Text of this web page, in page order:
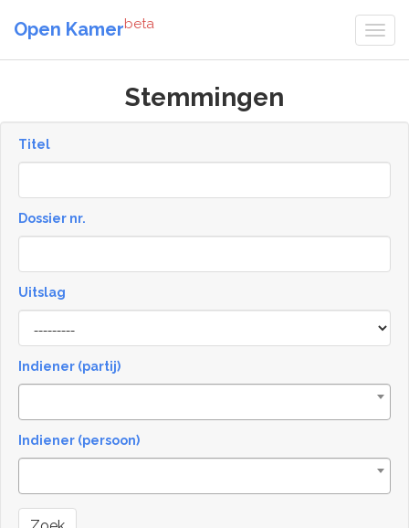
Open Kamerbeta
Stemmingen
Titel
Dossier nr.
Uitslag
Result
Indiener (partij)
Indiener (persoon)